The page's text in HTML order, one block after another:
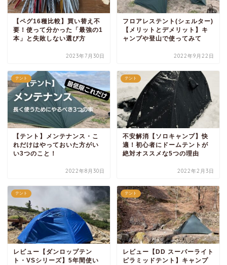
【ペグ16種比較】買い替え不
要！使って分かった「最強の1
本」と失敗しない選び方
2023年7月30日
フロアレステント(シェルター)
【メリットとデメリット】キ
ャンプや登山で使ってみて
2022年9月22日
テント
【テント】メンテナンス・こ
れだけはやっておいた方がい
い3つのこと！
2022年8月30日
テント
不安解消【ソロキャンプ】快
適！初心者にドームテントが
絶対オススメな5つの理由
2022年2月3日
テント
レビュー【ダンロップテン
ト・VSシリーズ】5年間使い
テント
レビュー【DD スーパーライト
ピラミッドテント】キャンプ